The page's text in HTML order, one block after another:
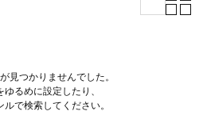
見つかりませんでした。
るめに設定したり、
ルで検索してください。